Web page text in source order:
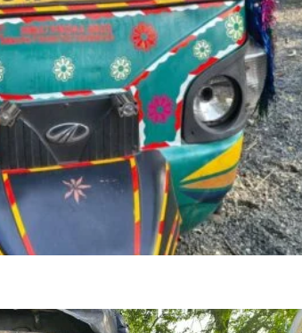
ड़
क
हा
द
सा
टैं
पो
प
ने
ति